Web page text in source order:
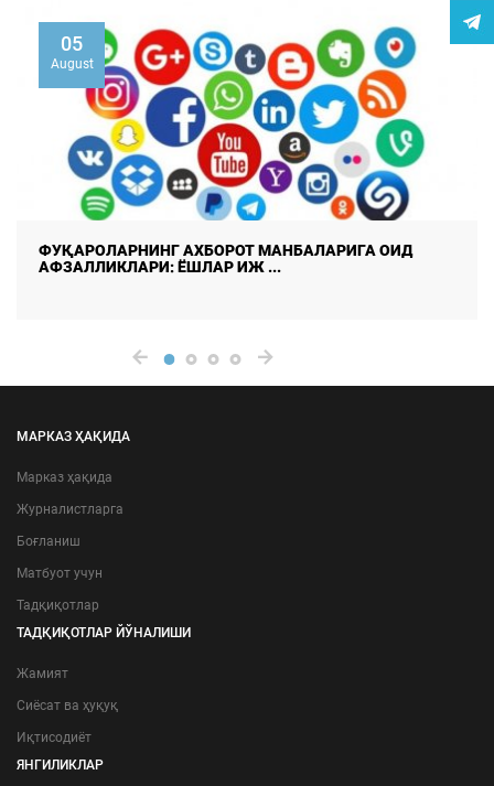
02
August
Умуммиллий бирдамлик: тараққиётнинг мустаҳкам
пойдевори
МАРКАЗ ҲАҚИДА
Марказ ҳақида
Журналистларга
Боғланиш
Матбуот учун
Тадқиқотлар
ТАДҚИҚОТЛАР ЙЎНАЛИШИ
Жамият
Сиёсат ва ҳуқуқ
Иқтисодиёт
ЯНГИЛИКЛАР